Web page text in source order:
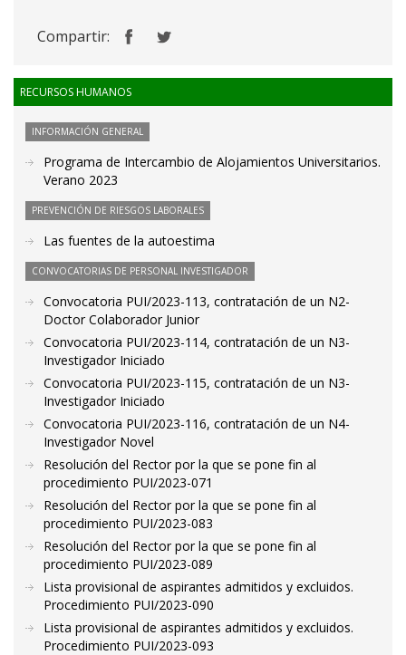
Compartir:
RECURSOS HUMANOS
INFORMACIÓN GENERAL
Programa de Intercambio de Alojamientos Universitarios.
Verano 2023
PREVENCIÓN DE RIESGOS LABORALES
Las fuentes de la autoestima
CONVOCATORIAS DE PERSONAL INVESTIGADOR
Convocatoria PUI/2023-113, contratación de un N2-
Doctor Colaborador Junior
Convocatoria PUI/2023-114, contratación de un N3-
Investigador Iniciado
Convocatoria PUI/2023-115, contratación de un N3-
Investigador Iniciado
Convocatoria PUI/2023-116, contratación de un N4-
Investigador Novel
Resolución del Rector por la que se pone fin al
procedimiento PUI/2023-071
Resolución del Rector por la que se pone fin al
procedimiento PUI/2023-083
Resolución del Rector por la que se pone fin al
procedimiento PUI/2023-089
Lista provisional de aspirantes admitidos y excluidos.
Procedimiento PUI/2023-090
Lista provisional de aspirantes admitidos y excluidos.
Procedimiento PUI/2023-093